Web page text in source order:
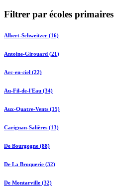
Filtrer par écoles primaires
Albert-Schweitzer (16)
Antoine-Girouard (21)
Arc-en-ciel (22)
Au-Fil-de-l'Eau (34)
Aux-Quatre-Vents (15)
Carignan-Salières (13)
De Bourgogne (88)
De La Broquerie (32)
De Montarville (32)